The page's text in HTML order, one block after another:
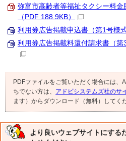
弥富市高齢者等福祉タクシー料
（PDF 188.9KB）
利用券広告掲載申込書（第1号様
利用券広告掲載料還付請求書（第
PDFファイルをご覧いただく場合には
ちでない方は、 アドビシステムズ社のサ
ます）からダウンロード（無料）してく
より良いウェブサイトにする